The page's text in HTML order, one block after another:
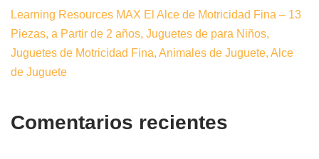
Learning Resources MAX El Alce de Motricidad Fina – 13
Piezas, a Partir de 2 años, Juguetes de para Niños,
Juguetes de Motricidad Fina, Animales de Juguete, Alce
de Juguete
Comentarios recientes